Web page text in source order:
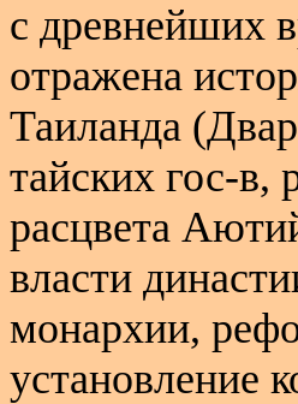
с древнейших
отражена
Таиланда
тайских гос-в,
расцвета
власти
монархии,
установление